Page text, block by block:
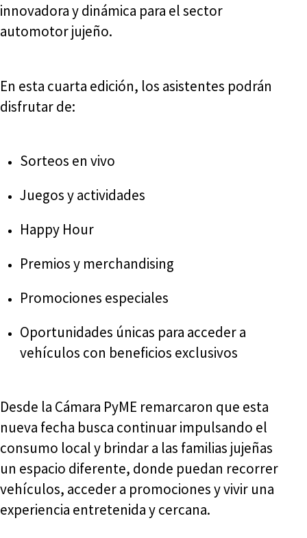
innovadora y dinámica para el sector
automotor jujeño.
En esta cuarta edición, los asistentes podrán
disfrutar de:
Sorteos en vivo
Juegos y actividades
Happy Hour
Premios y merchandising
Promociones especiales
Oportunidades únicas para acceder a
vehículos con beneficios exclusivos
Desde la Cámara PyME remarcaron que esta
nueva fecha busca continuar impulsando el
consumo local y brindar a las familias jujeñas
un espacio diferente, donde puedan recorrer
vehículos, acceder a promociones y vivir una
experiencia entretenida y cercana.